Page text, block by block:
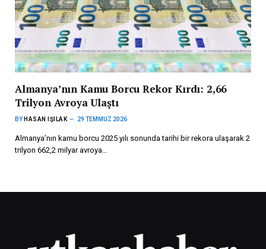
Almanya’nın Kamu Borcu Rekor Kırdı: 2,66
Trilyon Avroya Ulaştı
BY HASAN IŞILAK 29 TEMMUZ 2026
Almanya’nın kamu borcu 2025 yılı sonunda tarihi bir rekora ulaşarak 2
trilyon 662,2 milyar avroya…